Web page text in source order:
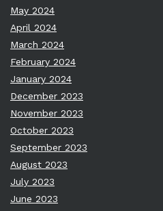
May 2024
April 2024
March 2024
February 2024
January 2024
December 2023
November 2023
October 2023
September 2023
August 2023
July 2023
June 2023